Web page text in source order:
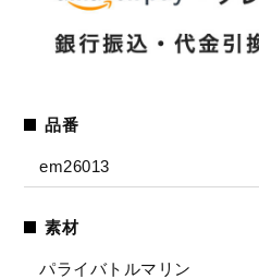
品番
em26013
素材
パライバトルマリン